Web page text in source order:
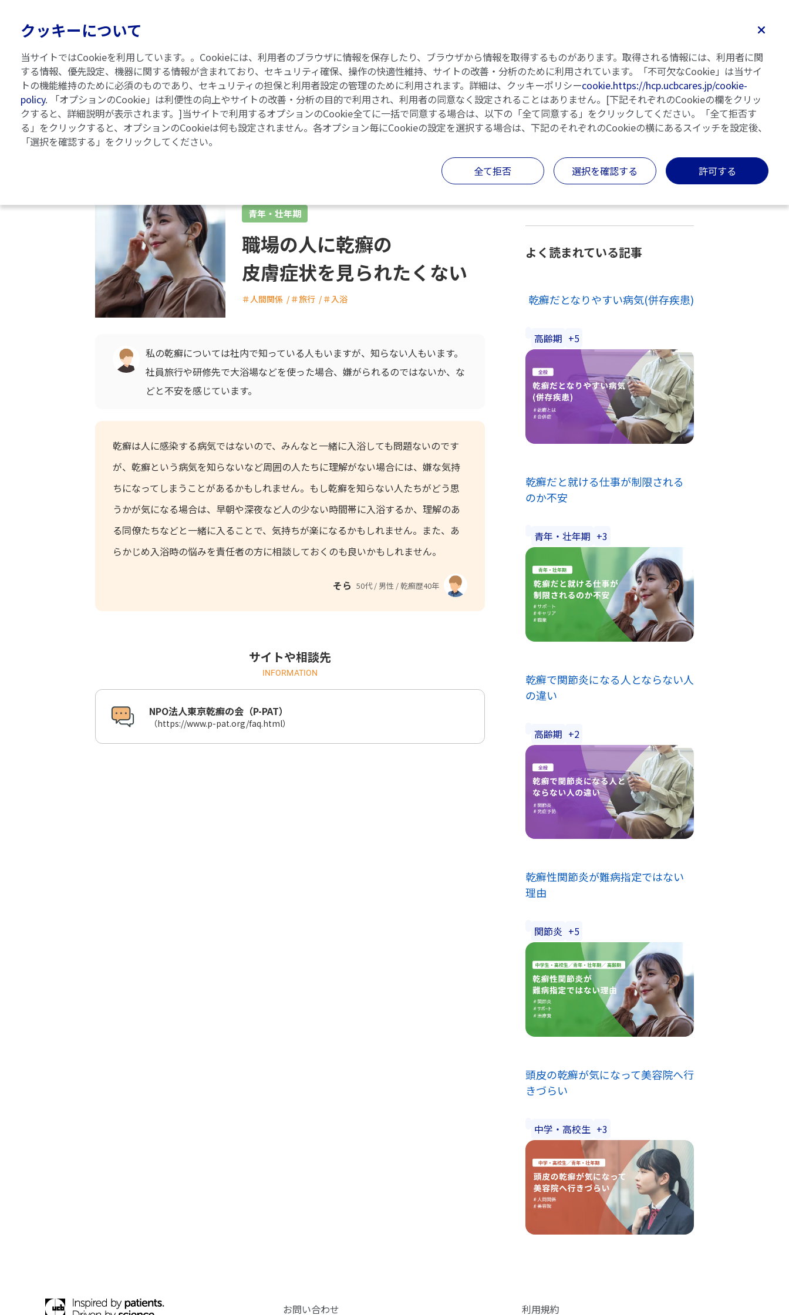
乾癬ガイドブック 記事一覧
青年・壮年期
職場の人に乾癬の
皮膚症状を見られたくない
＃人間関係 ＃旅行 ＃入浴
私の乾癬については社内で知っている人もいますが、知らない人もいます。
社員旅行や研修先で大浴場などを使った場合、嫌がられるのではないか、な
どと不安を感じています。
乾癬は人に感染する病気ではないので、みんなと一緒に入浴しても問題ないのです
が、乾癬という病気を知らないなど周囲の人たちに理解がない場合には、嫌な気持
ちになってしまうことがあるかもしれません。もし乾癬を知らない人たちがどう思
うかが気になる場合は、早朝や深夜など人の少ない時間帯に入浴するか、理解のあ
る同僚たちなどと一緒に入ることで、気持ちが楽になるかもしれません。また、あ
らかじめ入浴時の悩みを責任者の方に相談しておくのも良いかもしれません。
そら 50代 / 男性 / 乾癬歴40年
サイトや相談先
INFORMATION
NPO法人東京乾癬の会（P-PAT）
（https://www.p-pat.org/faq.html）
カテゴリー
キーワードでさがす
よく読まれている記事
乾癬だとなりやすい病気(併存疾患)
高齢期 +5
乾癬だと就ける仕事が制限される
のか不安
青年・壮年期 +3
乾癬で関節炎になる人とならない人
の違い
高齢期 +2
乾癬性関節炎が難病指定ではない
理由
関節炎 +5
頭皮の乾癬が気になって美容院へ行
きづらい
中学・高校生 +3
お問い合わせ 利用規約
クッキーについて
当サイトではCookieを利用しています。。Cookieには、利用者のブラウザに情報を保存したり、ブラウザから情報を取得するものがあります。取得される情報には、利用者に関
する情報、優先設定、機器に関する情報が含まれており、セキュリティ確保、操作の快適性維持、サイトの改善・分析のために利用されています。「不可欠なCookie」は当サイ
トの機能維持のために必須のものであり、セキュリティの担保と利用者設定の管理のために利用されます。詳細は、クッキーポリシーcookie.https://hcp.ucbcares.jp/cookie-
policy. 「オプションのCookie」は利便性の向上やサイトの改善・分析の目的で利用され、利用者の同意なく設定されることはありません。[下記それぞれのCookieの欄をクリッ
クすると、詳細説明が表示されます。]当サイトで利用するオプションのCookie全てに一括で同意する場合は、以下の「全て同意する」をクリックしてください。「全て拒否す
る」をクリックすると、オプションのCookieは何も設定されません。各オプション毎にCookieの設定を選択する場合は、下記のそれぞれのCookieの横にあるスイッチを設定後、
「選択を確認する」をクリックしてください。
全て拒否 選択を確認する 許可する